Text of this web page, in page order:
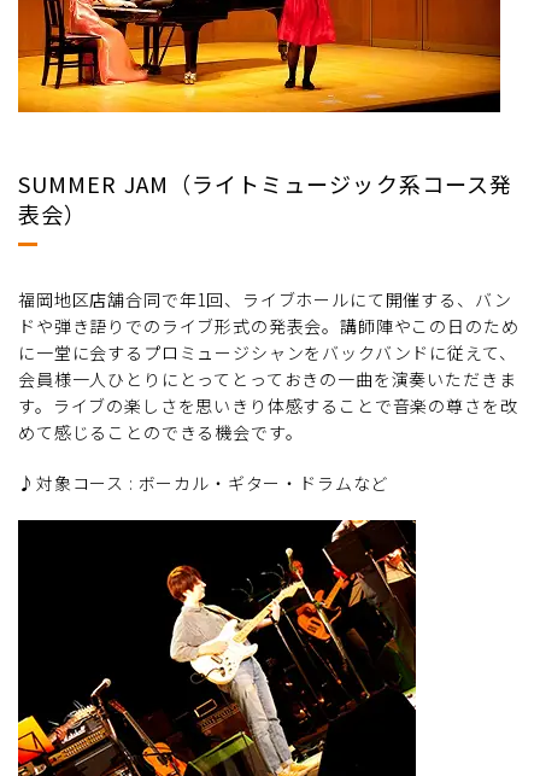
SUMMER JAM（ライトミュージック系コース発
表会）
福岡地区店舗合同で年1回、ライブホールにて開催する、バン
ドや弾き語りでのライブ形式の発表会。講師陣やこの日のため
に一堂に会するプロミュージシャンをバックバンドに従えて、
会員様一人ひとりにとってとっておきの一曲を演奏いただきま
す。ライブの楽しさを思いきり体感することで音楽の尊さを改
めて感じることのできる機会です。
♪対象コース : ボーカル・ギター・ドラムなど